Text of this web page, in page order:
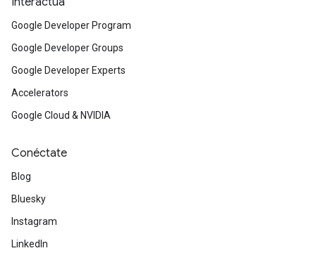
Google Developer Program
Google Developer Groups
Google Developer Experts
Accelerators
Google Cloud & NVIDIA
Conéctate
Blog
Bluesky
Instagram
LinkedIn